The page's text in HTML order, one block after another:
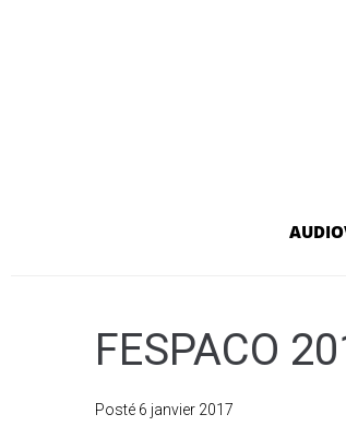
FESPACO
Posté 6 janvier 2017